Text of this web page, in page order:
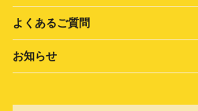
よくあるご質問
お知らせ